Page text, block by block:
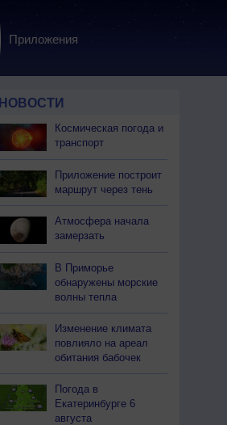
Приложения
НОВОСТИ
Космическая погода и
транспорт
Приложение построит
маршрут через тень
Атмосфера начала
замерзать
В Приморье
обнаружены морские
волны тепла
Изменение климата
повлияло на ареал
обитания бабочек
Погода в
Екатеринбурге 6
августа